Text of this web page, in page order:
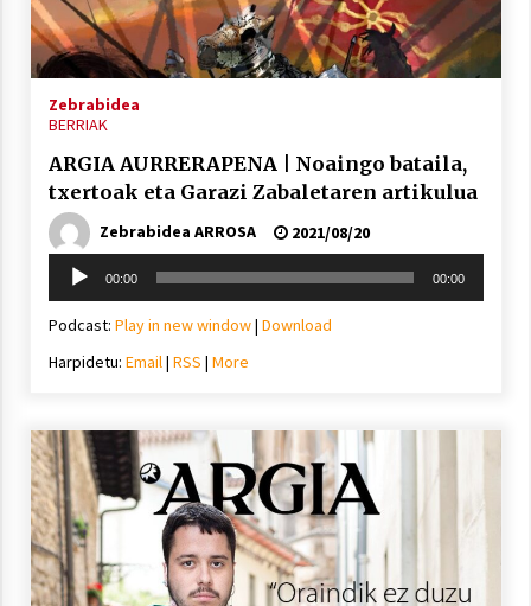
inguruko tailerraren audioa
2021/11/25
Mahai-ingurua: irratia, podcastak
eta ondoren zer?
2021/11/12
Arrosaren IX. Topaketak – Mila
esker guztioi!
2021/11/11
Arrosa sareko IX. topaketak!
2021/10/13
Zebrabidea
BERRIAK
ARGIA AURRERAPENA | Noaingo bataila,
txertoak eta Garazi Zabaletaren artikulua
Zebrabidea ARROSA
2021/08/20
Soinu
erreproduzigailua
00:00 00:00
Podcast: Play in new window| Download
Harpidetu: Email| RSS | More